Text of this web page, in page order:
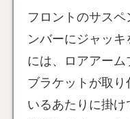
フロントのサスペ
ンバーにジャッキ
には、ロアアーム
ブラケットが取り
いるあたりに掛け